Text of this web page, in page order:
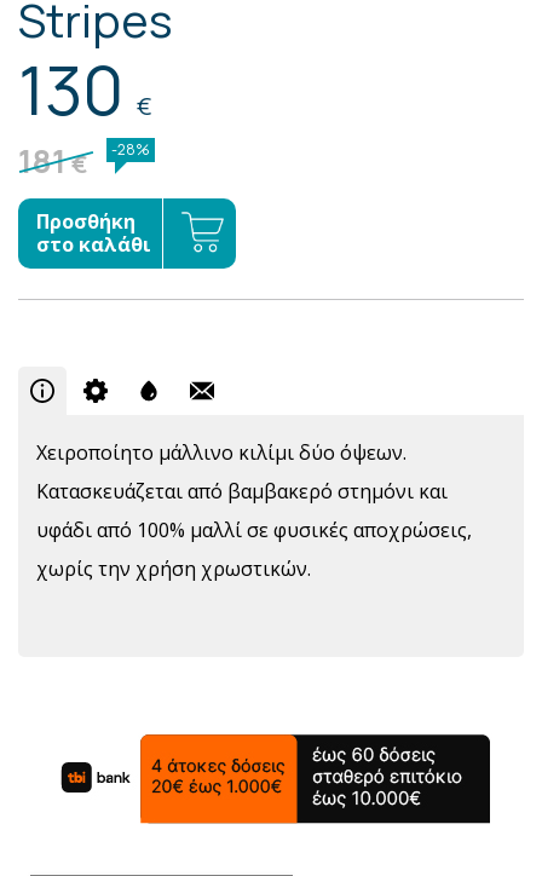
Stripes
130 €
181€ -28%
Προσθήκη
στο καλάθι
Χειροποίητο μάλλινο κιλίμι δύο όψεων.
Κατασκευάζεται από βαμβακερό στημόνι και
υφάδι από 100% μαλλί σε φυσικές αποχρώσεις,
χωρίς την χρήση χρωστικών.